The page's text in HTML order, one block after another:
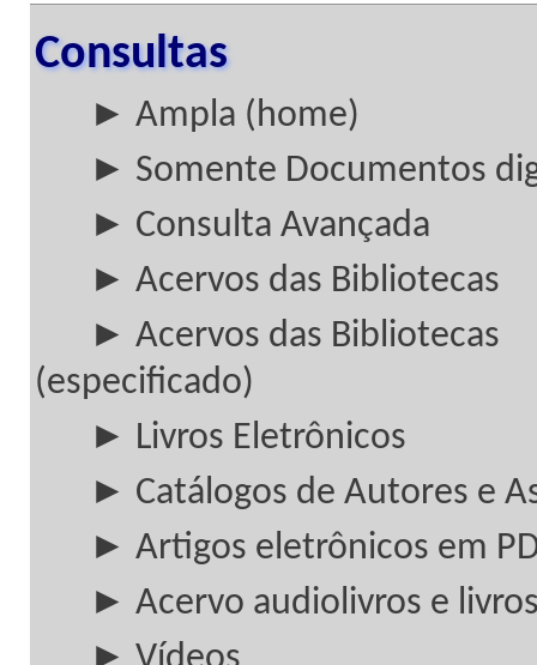
Consultas
► Ampla (home)
► Somente Documentos
► Consulta Avançada
► Acervos das Bibliotecas
► Acervos das Bibliotecas
(especificado)
► Livros Eletrônicos
► Catálogos de Autores e
► Artigos eletrônicos em
► Acervo audiolivros e